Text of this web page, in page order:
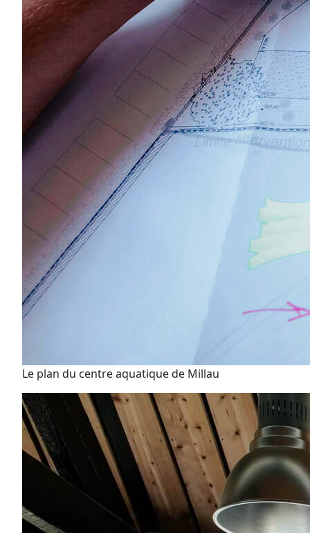
Le plan du centre aquatique de Millau